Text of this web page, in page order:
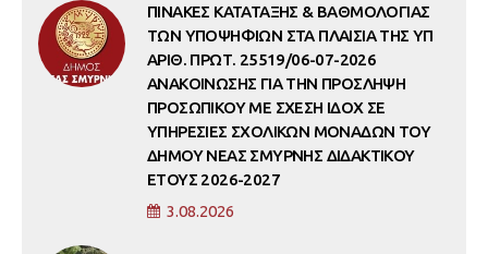
ΠΙΝΑΚΕΣ ΚΑΤΑΤΑΞΗΣ & ΒΑΘΜΟΛΟΓΙΑΣ
ΤΩΝ ΥΠΟΨΗΦΙΩΝ ΣΤΑ ΠΛΑΙΣΙΑ ΤΗΣ ΥΠ
ΑΡΙΘ. ΠΡΩΤ. 25519/06-07-2026
ΑΝΑΚΟΙΝΩΣΗΣ ΓΙΑ ΤΗΝ ΠΡΟΣΛΗΨΗ
ΠΡΟΣΩΠΙΚΟΥ ΜΕ ΣΧΕΣΗ ΙΔΟΧ ΣΕ
ΥΠΗΡΕΣΙΕΣ ΣΧΟΛΙΚΩΝ ΜΟΝΑΔΩΝ ΤΟΥ
ΔΗΜΟΥ ΝΕΑΣ ΣΜΥΡΝΗΣ ΔΙΔΑΚΤΙΚΟΥ
ΕΤΟΥΣ 2026-2027
3.08.2026